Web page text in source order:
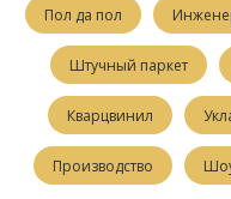
Пол да пол
Штучный паркет
Кварцвинил
Производство